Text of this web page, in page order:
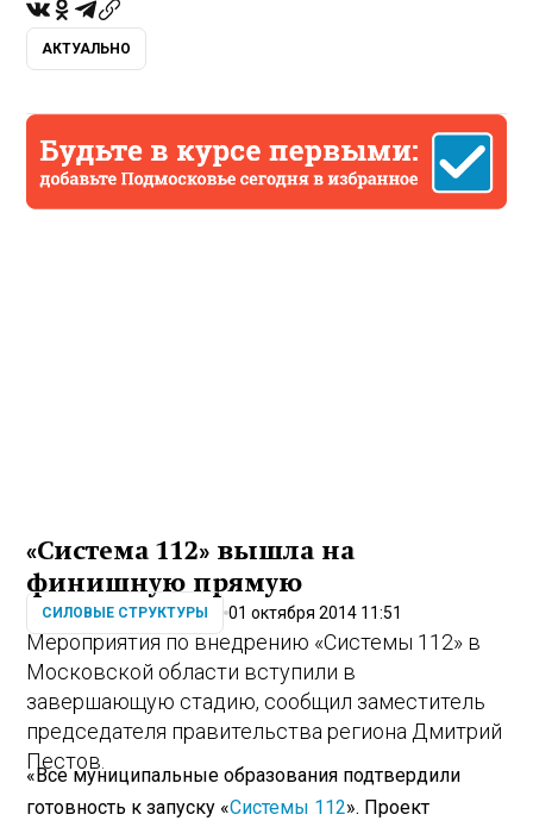
АКТУАЛЬНО
«Система 112» вышла на
финишную прямую
СИЛОВЫЕ СТРУКТУРЫ 01 октября 2014 11:51
Мероприятия по внедрению «Системы 112» в
Московской области вступили в
завершающую стадию, сообщил заместитель
председателя правительства региона Дмитрий
Пестов.
«Все муниципальные образования подтвердили
готовность к запуску «Системы 112». Проект